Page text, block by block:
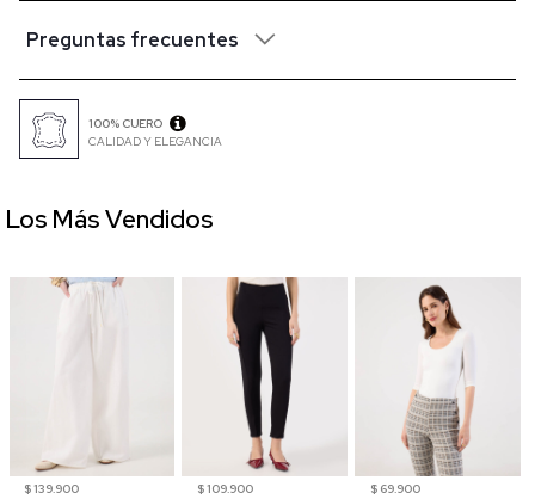
Preguntas frecuentes
100% CUERO
CALIDAD Y ELEGANCIA
$ 139.900
$ 109.900
$ 69.900
Los Más Vendidos